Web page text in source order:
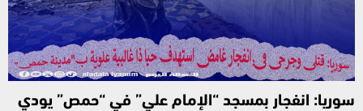
سوريا: انفجار بمسجد “الإمام علي” في “حمص” يودي